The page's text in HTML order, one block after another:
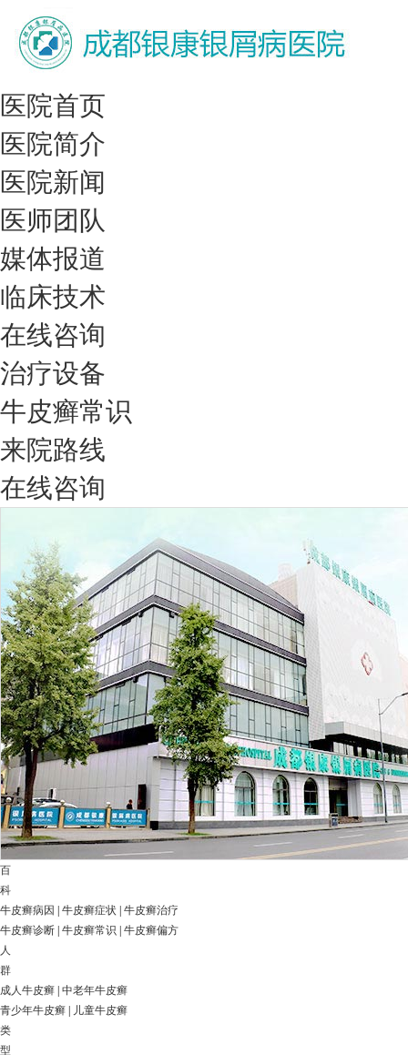
医院首页
医院简介
医院新闻
医师团队
媒体报道
临床技术
在线咨询
治疗设备
牛皮癣常识
来院路线
在线咨询
百
科
牛皮癣病因
牛皮癣症状 牛皮癣治疗
牛皮癣诊断 牛皮癣常识
牛皮癣偏方
人
群
成人牛皮癣 中老年牛皮癣
青少年牛皮癣
儿童牛皮癣
类
型